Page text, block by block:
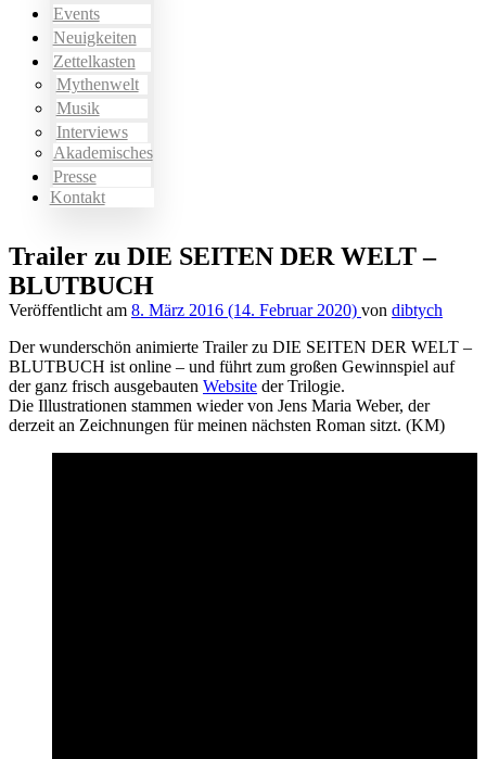
Events
Neuigkeiten
Zettelkasten
Mythenwelt
Musik
Interviews
Akademisches
Presse
Kontakt
Trailer zu DIE SEITEN DER WELT –
BLUTBUCH
Veröffentlicht am 8. März 2016 (14. Februar 2020) von dibtych
Der wunderschön animierte Trailer zu DIE SEITEN DER WELT –
BLUTBUCH ist online – und führt zum großen Gewinnspiel auf
der ganz frisch ausgebauten Website der Trilogie.
Die Illustrationen stammen wieder von Jens Maria Weber, der
derzeit an Zeichnungen für meinen nächsten Roman sitzt. (KM)